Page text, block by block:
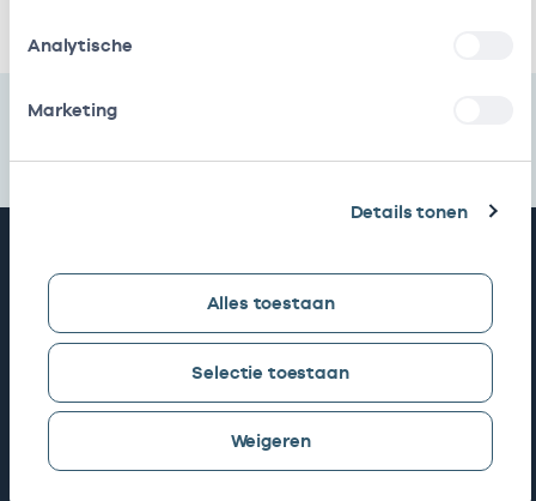
Analytische
Marketing
Details tonen
Alles toestaan
Selectie toestaan
Weigeren
AGB zoeken
Mijn Vektis